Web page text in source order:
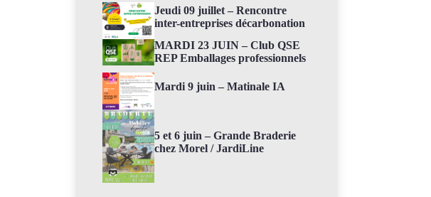
Jeudi 09 juillet – Rencontre
inter-entreprises décarbonation
MARDI 23 JUIN – Club QSE
REP Emballages professionnels
Mardi 9 juin – Matinale IA
5 et 6 juin – Grande Braderie
chez Morel / JardiLine